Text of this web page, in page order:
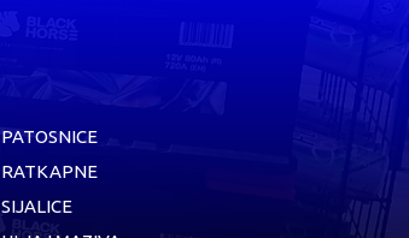
PATOSNICE
RATKAPNE
SIJALICE